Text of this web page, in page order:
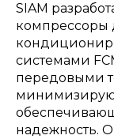
SIAM
компрессоры
системами
передовыми
надежность.